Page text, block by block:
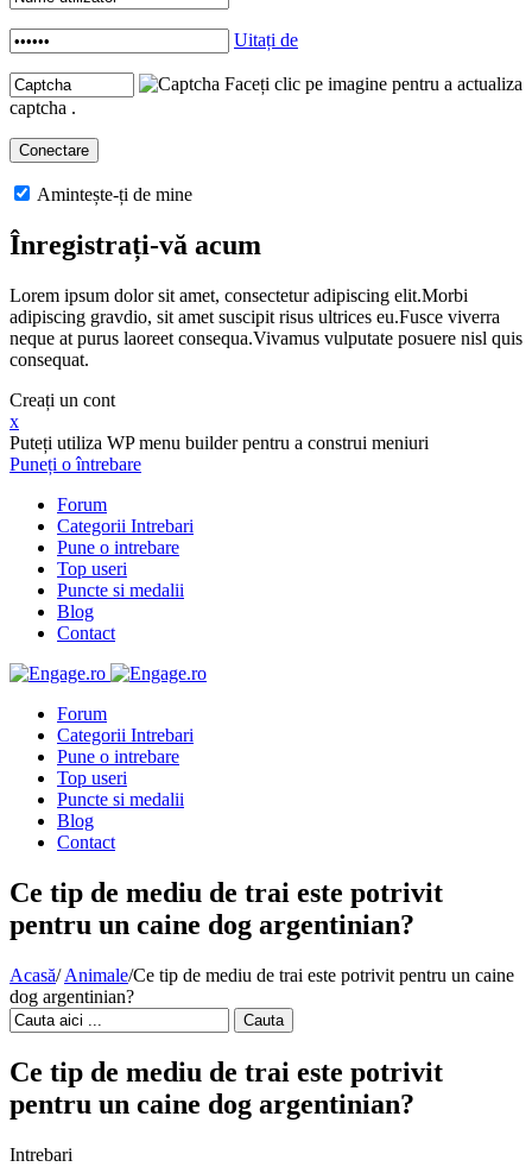
Uitați de
Faceți clic pe imagine pentru a actualiza
captcha .
Amintește-ți de mine
Înregistrați-vă acum
Lorem ipsum dolor sit amet, consectetur adipiscing elit.Morbi
adipiscing gravdio, sit amet suscipit risus ultrices eu.Fusce viverra
neque at purus laoreet consequa.Vivamus vulputate posuere nisl quis
consequat.
Creați un cont
x
Puteți utiliza WP menu builder pentru a construi meniuri
Puneți o întrebare
Forum
Categorii Intrebari
Pune o intrebare
Top useri
Puncte si medalii
Blog
Contact
Forum
Categorii Intrebari
Pune o intrebare
Top useri
Puncte si medalii
Blog
Contact
Ce tip de mediu de trai este potrivit
pentru un caine dog argentinian?
Acasă/ Animale/Ce tip de mediu de trai este potrivit pentru un caine
dog argentinian?
Cauta
Ce tip de mediu de trai este potrivit
pentru un caine dog argentinian?
Intrebari